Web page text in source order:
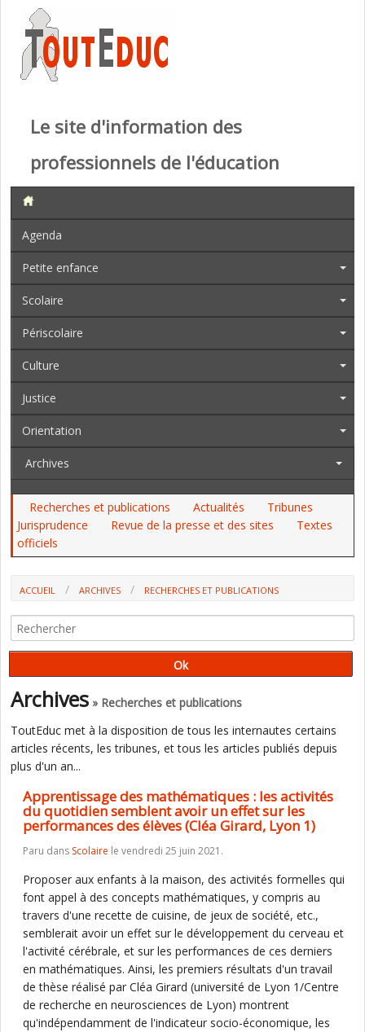
Le site d'information des
professionnels de l'éducation
Agenda
Petite enfance
Scolaire
Périscolaire
Culture
Justice
Orientation
Archives
Recherches et publications Actualités
Tribunes
Jurisprudence
Revue de la presse et des sites
Textes
officiels
ACCUEIL ARCHIVES
RECHERCHES ET PUBLICATIONS
QUOTIDIEN SEMBLENT AVOIR UN EFFET SUR LES PERFORMANCES DES
ÉLÈVES (CLÉA GIRARD, LYON 1)
Archives » Recherches et publications
ToutEduc met à la disposition de tous les internautes certains
articles récents, les tribunes, et tous les articles publiés depuis
plus d'un an...
Apprentissage des mathématiques : les activités
du quotidien semblent avoir un effet sur les
performances des élèves (Cléa Girard, Lyon 1)
Paru dans Scolaire le vendredi 25 juin 2021.
Proposer aux enfants à la maison, des activités formelles qui
font appel à des concepts mathématiques, y compris au
travers d'une recette de cuisine, de jeux de société, etc.,
semblerait avoir un effet sur le développement du cerveau et
l'activité cérébrale, et sur les performances de ces derniers
en mathématiques. Ainsi, les premiers résultats d'un travail
de thèse réalisé par Cléa Girard (université de Lyon 1/Centre
de recherche en neurosciences de Lyon) montrent
qu'indépendamment de l'indicateur socio-économique, les